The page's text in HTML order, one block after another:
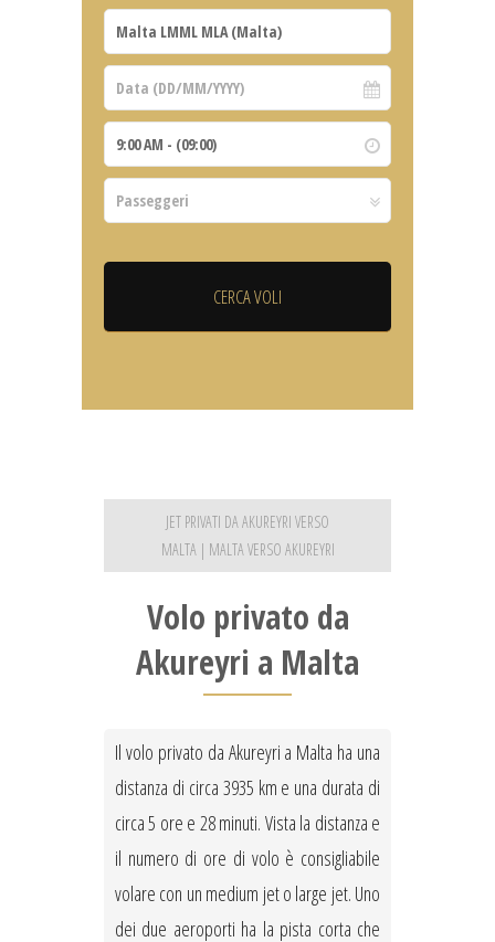
JET PRIVATI DA AKUREYRI VERSO
MALTA | MALTA VERSO AKUREYRI
Volo privato da
Akureyri a Malta
Il volo privato da Akureyri a Malta ha una
distanza di circa 3935 km e una durata di
circa 5 ore e 28 minuti. Vista la distanza e
il numero di ore di volo è consigliabile
volare con un medium jet o large jet. Uno
dei due aeroporti ha la pista corta che